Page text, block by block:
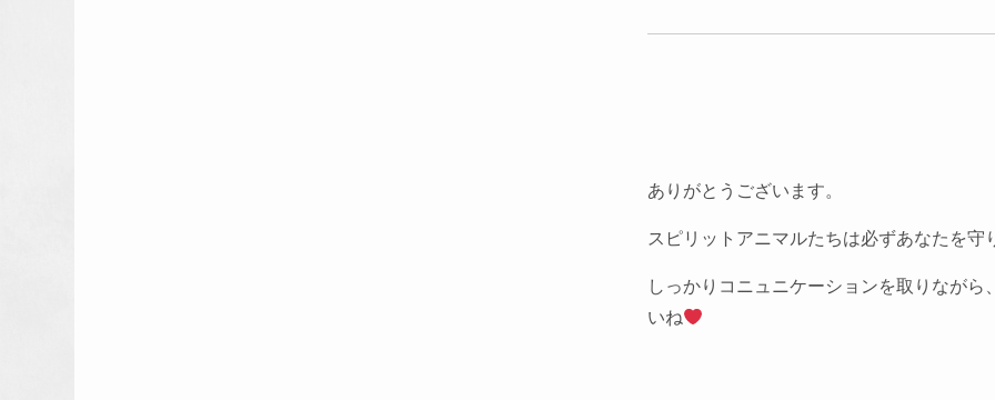
ありがとうございます。
スピリットアニマルたちは必ずあなたを守
しっかりコニュニケーションを取りなが
いね